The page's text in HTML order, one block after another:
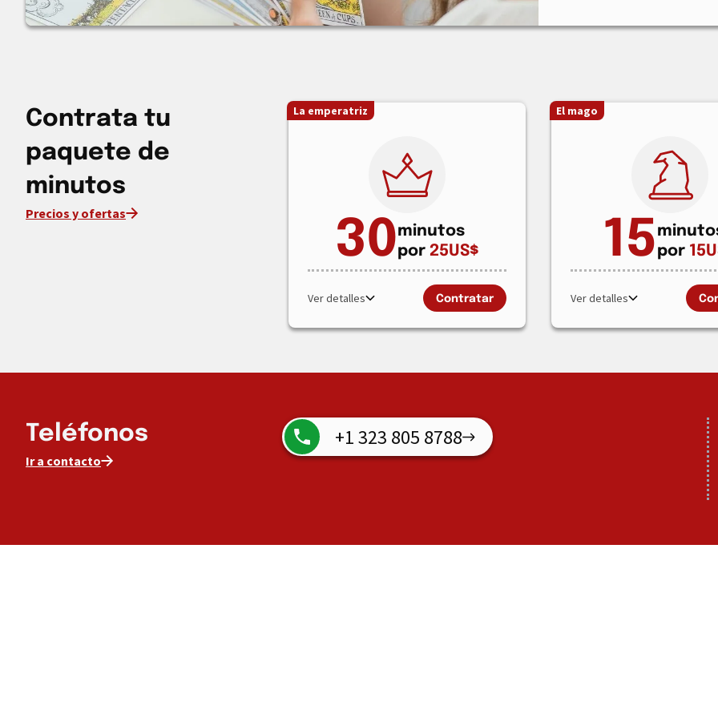
Contrata tu
paquete de
minutos
Precios y ofertas
La emperatriz
30minutos
por 25US$
Ver detalles Contratar
El mago
15por 15
Ver detalles
Teléfonos
Ir a contacto
+1 323 805 8788